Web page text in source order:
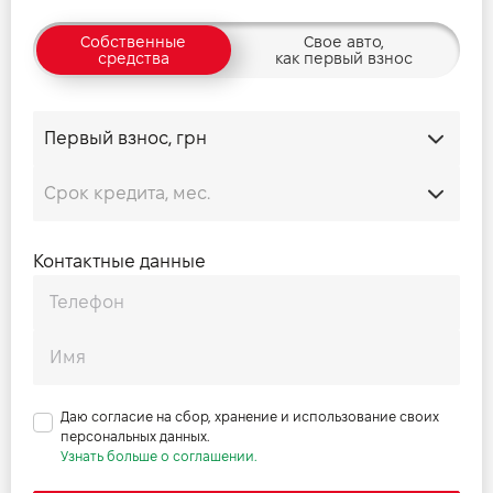
Собственные
средства
Свое авто,
как первый взнос
Контактные данные
Даю согласие на сбор, хранение и использование своих
персональных данных.
Узнать больше о соглашении.